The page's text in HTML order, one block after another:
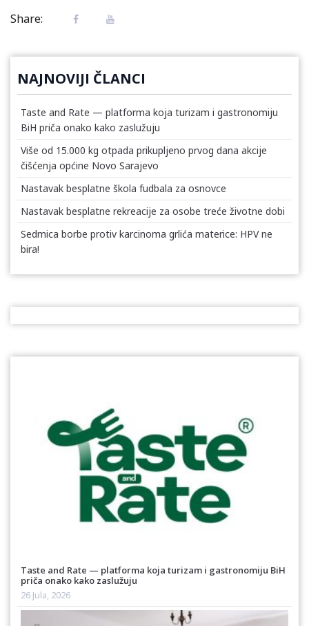
Share:
NAJNOVIJI ČLANCI
Taste and Rate — platforma koja turizam i gastronomiju
BiH priča onako kako zaslužuju
Više od 15.000 kg otpada prikupljeno prvog dana akcije
čišćenja općine Novo Sarajevo
Nastavak besplatne škola fudbala za osnovce
Nastavak besplatne rekreacije za osobe treće životne dobi
Sedmica borbe protiv karcinoma grlića materice: HPV ne
bira!
Taste and Rate — platforma koja turizam i gastronomiju BiH
priča onako kako zaslužuju
26 Jula, 2026